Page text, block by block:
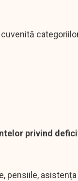
privind
pensiile,